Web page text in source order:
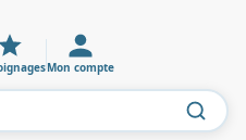
Mon compte